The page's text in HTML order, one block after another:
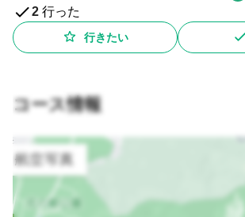
2 行った
行きたい
コース情報